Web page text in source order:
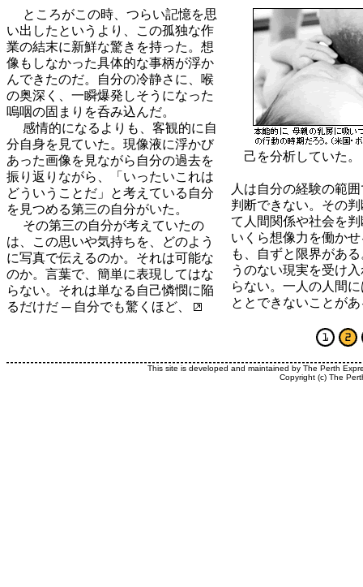
ところがこの時、つらい記憶を思
い出したというより、この孤独な作
業の結末に新鮮な驚きを持った。想
像もしなかった具体的な事柄が浮か
んできたのだ。自分の冷静さに、喉
の奥深く、一瞬爆発しそうになった
嗚咽の固まりを呑み込んだ。
感情的になるよりも、客観的に自
分自身を見ていた。現像液に浮かび
あった画像を見ながら自分の過去を
振り返りながら、「いったいこれは
どういうことだ」と考えている自分
を見つめる第三の自分がいた。
その第三の自分が考えていたの
は、この思いや気持ちを、どのよう
に写真で伝えるのか。それは可能な
のか。言葉で、簡単に表現してはな
らない。それは単なる自己憐憫に陥
るだけだ ─ 自分でも驚くほど、
己を分析していた。
人は自分の経験の範
判断できない。その
て人間関係や社会を
いくら想像力を働か
も、自ずと限界があ
うのない現実を受け
らない。一人の人間
ととできないことが
This site is developed and maintained by The Perth
Copyright (c) The